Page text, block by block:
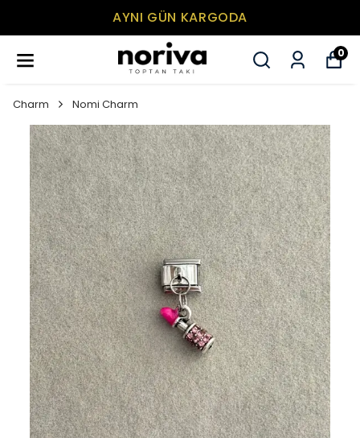
AYNI GÜN KARGODA
0
Charm Nomi Charm